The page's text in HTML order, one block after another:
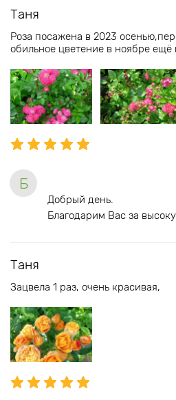
Таня
Роза посажена в 2023
обильное цветение в ноябре ещё
Б
Добрый день.
Благодарим Вас за
Таня
Зацвела 1 раз, очень красивая,